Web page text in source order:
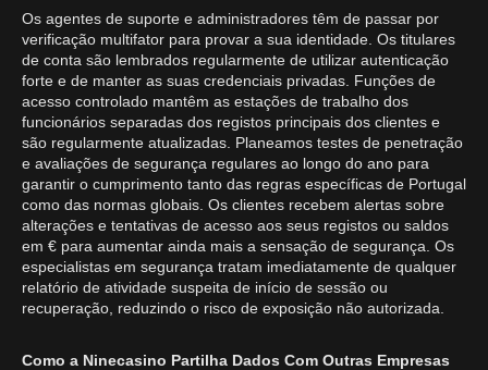
Os agentes de suporte e administradores têm de passar por
verificação multifator para provar a sua identidade. Os titulares
de conta são lembrados regularmente de utilizar autenticação
forte e de manter as suas credenciais privadas. Funções de
acesso controlado mantêm as estações de trabalho dos
funcionários separadas dos registos principais dos clientes e
são regularmente atualizadas. Planeamos testes de penetração
e avaliações de segurança regulares ao longo do ano para
garantir o cumprimento tanto das regras específicas de Portugal
como das normas globais. Os clientes recebem alertas sobre
alterações e tentativas de acesso aos seus registos ou saldos
em € para aumentar ainda mais a sensação de segurança. Os
especialistas em segurança tratam imediatamente de qualquer
relatório de atividade suspeita de início de sessão ou
recuperação, reduzindo o risco de exposição não autorizada.
Como a Ninecasino Partilha Dados Com Outras Empresas